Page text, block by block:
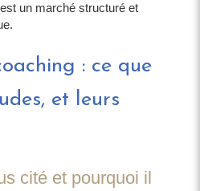
un marché structuré et
: ce que
et leurs
cité et pourquoi il